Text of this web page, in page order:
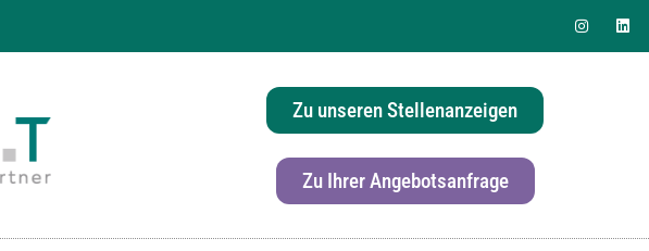
Zu unseren Stellenanzeigen
Zu Ihrer Angebotsanfrage
Druckerlösung für Ihr Büro?